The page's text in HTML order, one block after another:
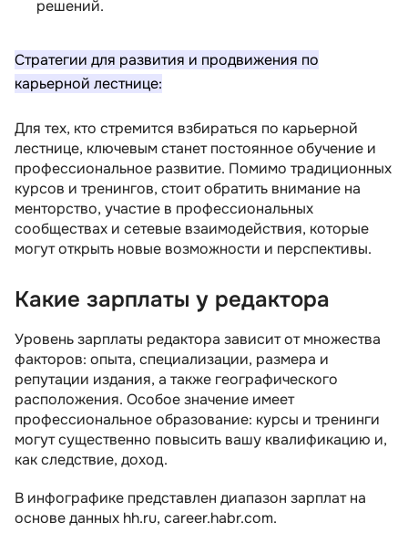
решений.
Стратегии для развития и продвижения по
карьерной лестнице:
Для тех, кто стремится взбираться по карьерной
лестнице, ключевым станет постоянное обучение и
профессиональное развитие. Помимо традиционных
курсов и тренингов, стоит обратить внимание на
менторство, участие в профессиональных
сообществах и сетевые взаимодействия, которые
могут открыть новые возможности и перспективы.
Какие зарплаты у редактора
Уровень зарплаты редактора зависит от множества
факторов: опыта, специализации, размера и
репутации издания, а также географического
расположения. Особое значение имеет
профессиональное образование: курсы и тренинги
могут существенно повысить вашу квалификацию и,
как следствие, доход.
В инфографике представлен диапазон зарплат на
основе данных hh.ru, career.habr.com.